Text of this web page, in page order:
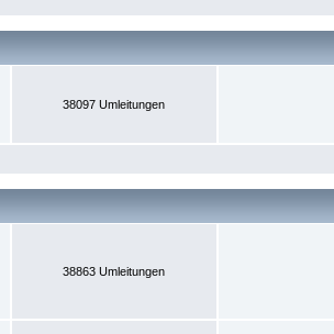
38097 Umleitungen
38863 Umleitungen